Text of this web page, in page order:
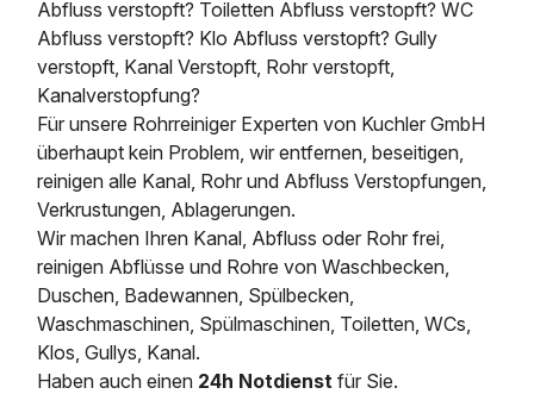
Abfluss verstopft? Toiletten Abfluss verstopft? WC
Abfluss verstopft? Klo Abfluss verstopft? Gully
verstopft, Kanal Verstopft, Rohr verstopft,
Kanalverstopfung?
Für unsere Rohrreiniger Experten von Kuchler GmbH
überhaupt kein Problem, wir entfernen, beseitigen,
reinigen alle Kanal, Rohr und Abfluss Verstopfungen,
Verkrustungen, Ablagerungen.
Wir machen Ihren Kanal, Abfluss oder Rohr frei,
reinigen Abflüsse und Rohre von Waschbecken,
Duschen, Badewannen, Spülbecken,
Waschmaschinen, Spülmaschinen, Toiletten, WCs,
Klos, Gullys, Kanal.
Haben auch einen 24h Notdienst für Sie.